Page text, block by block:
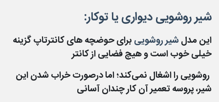
شیر روشویی دیواری یا توکار:
این مدلشیر روشویی برای حوضچه ‌های کانترتاپ گزینه
خیلی خوب است و هیچ فضایی از کانتر
روشویی را اشغال نمی‌کند؛ اما درصورت خراب شدن این
شیر، پروسه تعمیر آن کار چندان آسانی